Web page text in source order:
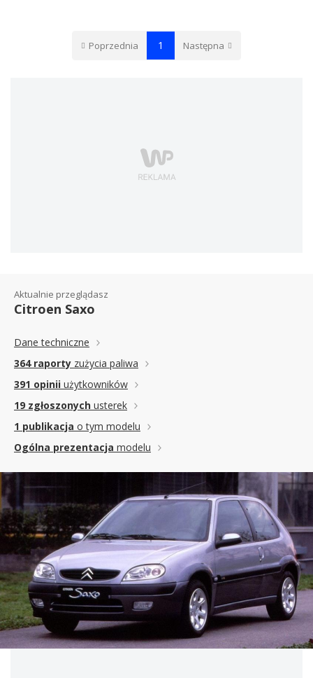
Poprzednia 1 Następna
Aktualnie przeglądasz
Citroen Saxo
Dane techniczne
364 raporty zużycia paliwa
391 opinii użytkowników
19 zgłoszonych usterek
1 publikacja o tym modelu
Ogólna prezentacja modelu